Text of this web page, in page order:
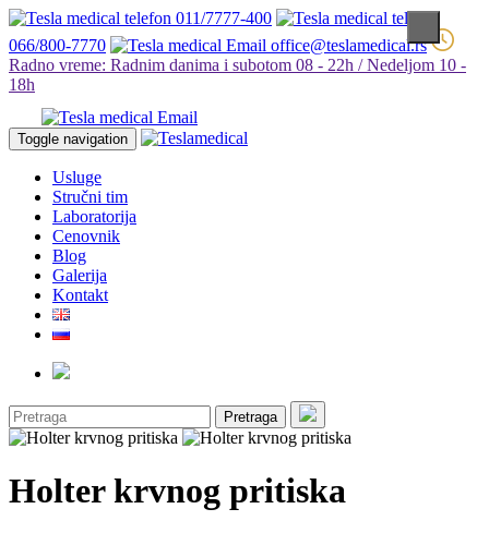
011/7777-400
066/800-7770
office@teslamedical.rs
Radno vreme: Radnim danima i subotom 08 - 22h / Nedeljom 10 -
18h
Toggle navigation
Usluge
Stručni tim
Laboratorija
Cenovnik
Blog
Galerija
Kontakt
Pretraga
Holter krvnog pritiska